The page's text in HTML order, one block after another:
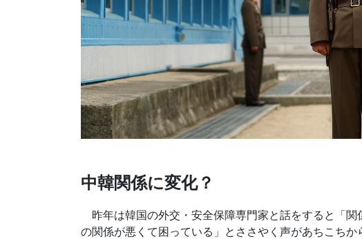
中韓関係に変化？
昨年は韓国の外交・安全保障専門家と話をすると「
の関係が悪くて困っている」とささやく声があちこち